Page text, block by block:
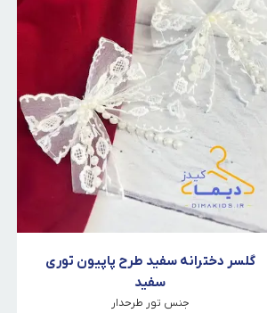
گلسر دخترانه سفید طرح پاپیون توری
سفید
جنس تور طرحدار